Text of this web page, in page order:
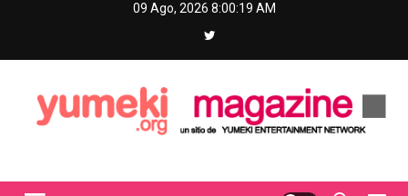
09 Ago, 2026 8:00:20 AM